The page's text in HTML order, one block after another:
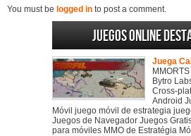
You must be logged in to post a comment.
Juegos online
Juega
MMORTS
Bytro
Cross-
Android
Móvil juego móvil de estrategia
Juegos de Navegador Juegos
para móviles MMO de Estratégia